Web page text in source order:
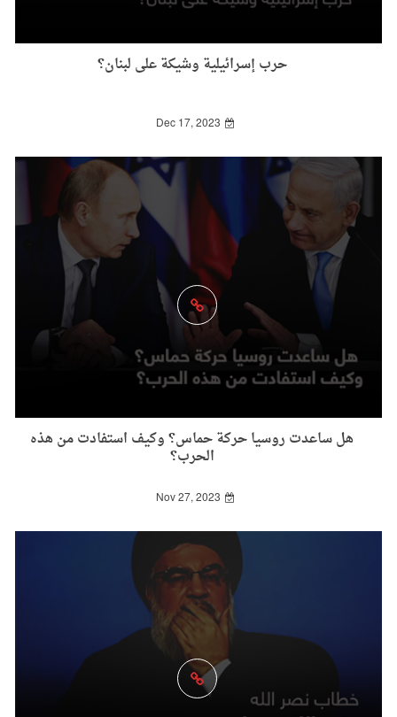
حرب إسرائيلية وشيكة على لبنان؟
Dec 17, 2023
هل ساعدت روسيا حركة حماس؟ وكيف استفادت من هذه
الحرب؟
Nov 27, 2023